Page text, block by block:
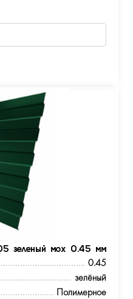
зеленый мох 0.45 мм
0.45
зелёный
Полимерное